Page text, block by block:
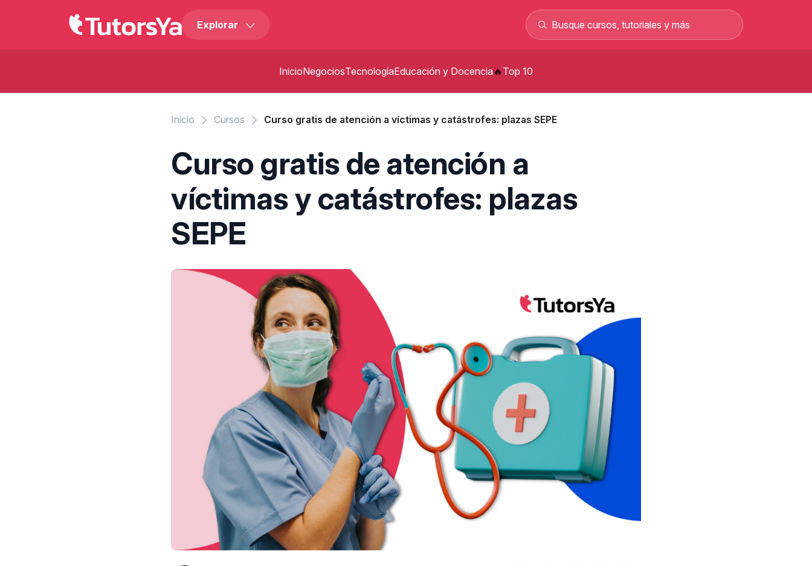
Explorar
Curso de carretillero gratis: curso
Curso gratis para sacar el permiso C y
profesional 100% online
InicioNegociosTecnologíaEducación y Docencia Top 10
Inicio Cursos Curso gratis de atención a víctimas y catástrofes: plazas SEPE
Curso gratis de atención a
víctimas y catástrofes: plazas
SEPE